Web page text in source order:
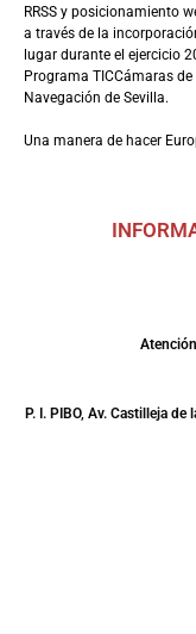
RRSS y posicionamiento
a través de la
lugar durante el ejercicio
Programa TICCámaras
Navegación de Sevilla.
Una manera de hacer
P. I. PIBO, Av. Castilleja